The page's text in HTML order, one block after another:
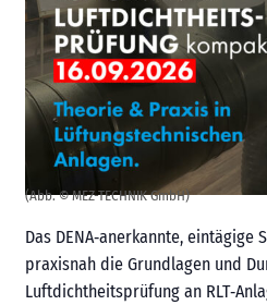
(Abb. © MEZ-TECHNIK GmbH)
Das DENA‑anerkannte,
praxisnah die Grundlagen und
Luftdichtheitsprüfung an